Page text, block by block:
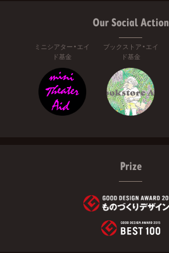
Our Social Action
ミニシアター・エイ
ド基金
ブックストア・エイ
ド基金
Prize